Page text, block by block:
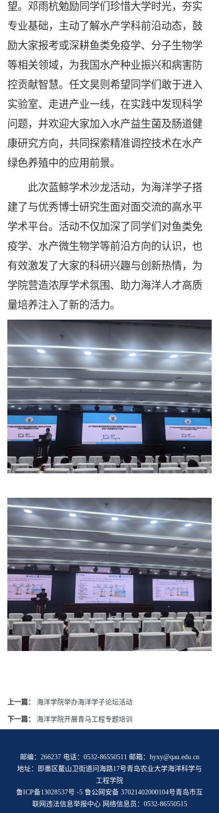
望。邓雨杭勉励同学们珍惜大学时光，夯实
专业基础，主动了解水产学科前沿动态，鼓
励大家报考或深耕鱼类免疫学、分子生物学
等相关领域，为我国水产种业振兴和病害防
控贡献智慧。任文昊则希望同学们敢于进入
实验室、走进产业一线，在实践中发现科学
问题，并欢迎大家加入水产益生菌及肠道健
康研究方向，共同探索精准调控技术在水产
绿色养殖中的应用前景。
此次蓝鲸学术沙龙活动，为海洋学子搭
建了与优秀博士研究生面对面交流的高水平
学术平台。活动不仅加深了同学们对鱼类免
疫学、水产微生物学等前沿方向的认识，也
有效激发了大家的科研兴趣与创新热情，为
学院营造浓厚学术氛围、助力海洋人才高质
量培养注入了新的活力。
上一篇： 海洋学院举办海洋学子论坛活动
下一篇： 海洋学院开展青马工程专题培训
邮编：266237 电话：0532-86550511 邮箱：hyxy@qau.edu.cn
地址：即墨区鳌山卫街道问海路17号青岛农业大学海洋科学与
工程学院
鲁ICP备13028537号 -5 鲁公网安备 37021402000104号青岛市互
联网违法信息举报中心网络信息员：0532-86550515